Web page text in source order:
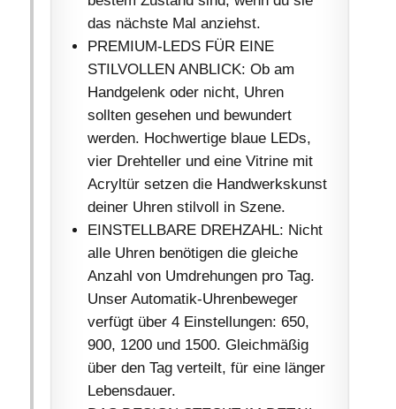
das nächste Mal anziehst.
PREMIUM-LEDS FÜR EINE
STILVOLLEN ANBLICK: Ob am
Handgelenk oder nicht, Uhren
sollten gesehen und bewundert
werden. Hochwertige blaue LEDs,
vier Drehteller und eine Vitrine mit
Acryltür setzen die Handwerkskunst
deiner Uhren stilvoll in Szene.
EINSTELLBARE DREHZAHL: Nicht
alle Uhren benötigen die gleiche
Anzahl von Umdrehungen pro Tag.
Unser Automatik-Uhrenbeweger
verfügt über 4 Einstellungen: 650,
900, 1200 und 1500. Gleichmäßig
über den Tag verteilt, für eine länger
Lebensdauer.